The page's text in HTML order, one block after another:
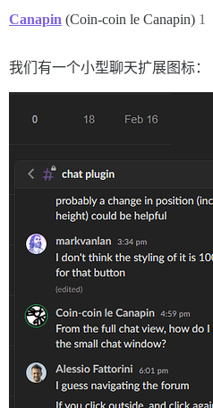
Canapin (Coin-coin le Canapin) 1
我们有一个小型聊天扩展图标：